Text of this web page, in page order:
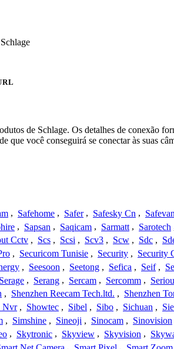
de Schlage. Os detalhes de conexão
que você conseguirá se conectar às suas
, Safehome , Safer , Safesky Cn ,
, Sapsan , Saqicam , Sarmatt , Sarotech
Cctv , Scs , Scsi , Scv3 , Scw , Sdc ,
, Securicom Tunisie , Security , Security
, Seesoon , Seetong , Sefica , Seif ,
Serage , Serang , Sercam , Sercomm ,
, Shenzhen Reecam Tech.ltd. , Shenzhen
Nvr , Showtec , Sibel , Sibo , Sichuan ,
, Simshine , Sineoji , Sinocam , Sinovision
, Skytronic , Skyview , Skyvision ,